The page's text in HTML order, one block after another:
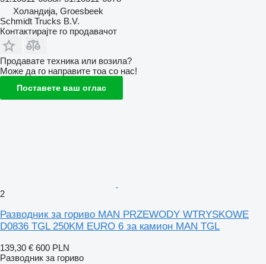
Холандија, Groesbeek
Schmidt Trucks B.V.
Контактирајте го продавачот
Продавате техника или возила?
Може да го направите тоа со нас!
Поставете ваш оглас
2
Разводник за гориво MAN PRZEWODY WTRYSKOWE
D0836 TGL 250KM EURO 6 за камион MAN TGL
139,30 € 600 PLN
Разводник за гориво